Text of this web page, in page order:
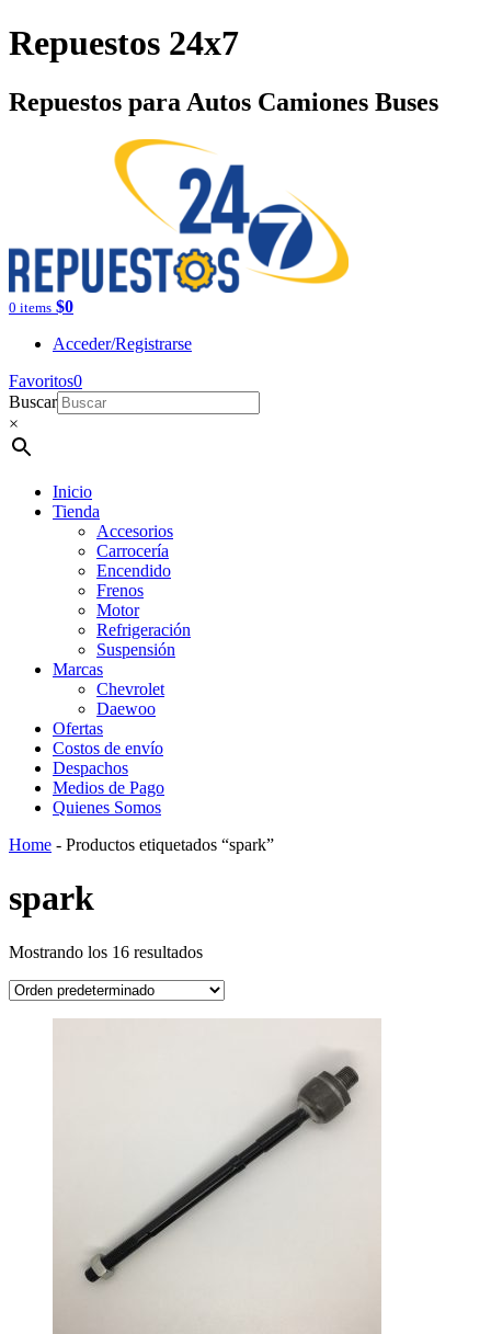
Repuestos 24x7
Repuestos para Autos Camiones Buses
0 items $0
Acceder/Registrarse
Favoritos0
Buscar
×
Inicio
Tienda
Accesorios
Carrocería
Encendido
Frenos
Motor
Refrigeración
Suspensión
Marcas
Chevrolet
Daewoo
Ofertas
Costos de envío
Despachos
Medios de Pago
Quienes Somos
Home - Productos etiquetados “spark”
spark
Mostrando los 16 resultados